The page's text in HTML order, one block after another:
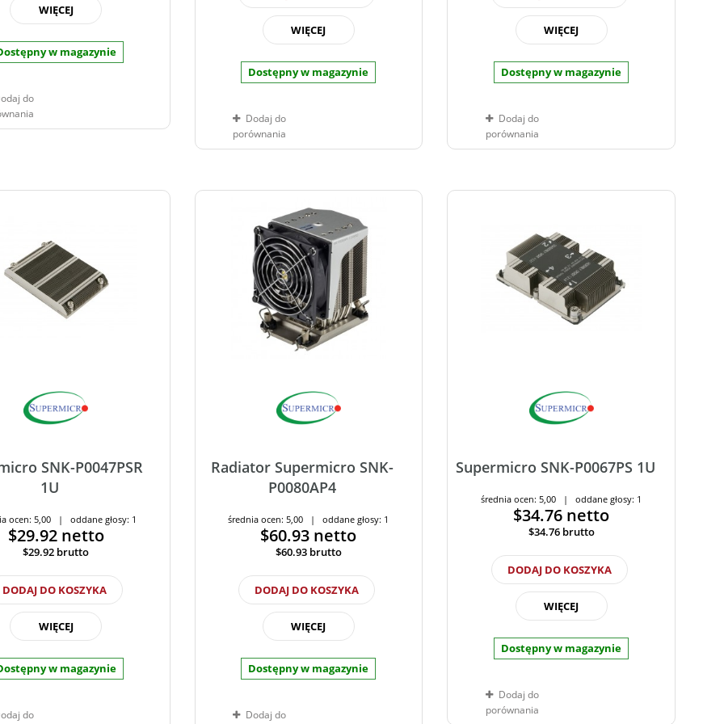
WIĘCEJ
w magazynie
do
WIĘCEJ
Dostępny w magazynie
Dodaj do
porównania
WIĘCEJ
Dostępny w magazynie
Dodaj do
porównania
SNK-P0047PSR
1U
ocen: 5,00 | oddane głosy: 1
$29.92 netto
$29.92 brutto
DODAJ DO KOSZYKA
WIĘCEJ
w magazynie
do
Radiator Supermicro SNK-
P0080AP4
średnia ocen: 5,00 | oddane głosy: 1
$60.93 netto
$60.93 brutto
DODAJ DO KOSZYKA
WIĘCEJ
Dostępny w magazynie
Dodaj do
Supermicro SNK-P0067PS 1U
średnia ocen: 5,00 | oddane głosy: 1
$34.76 netto
$34.76 brutto
DODAJ DO KOSZYKA
WIĘCEJ
Dostępny w magazynie
Dodaj do
porównania